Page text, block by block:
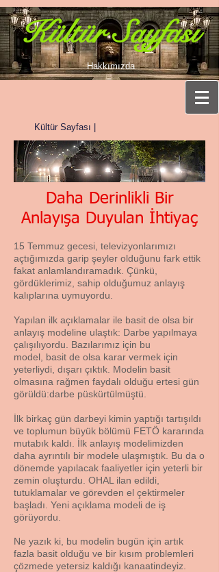
Kültür Sayfası
Hakkımızda
Kültür Sayfası |
Daha Derinlikli Bir
Anlayışa Duyulan İhtiyaç
15 Temmuz gecesi, televizyonlarımızı
açtığımızda garip şeyler olduğunu fark ettik
fakat anlamlandıramadık. Çünkü,
gördüklerimiz, sahip olduğumuz anlayış
kalıplarına uymuyordu.
Yapılan ilk açıklamalar ile basit de olsa bir
anlayış modeline ulaştık: Darbe yapılmaya
çalışılıyordu. Bazılarımız için bu
model, basit de olsa karar vermek için
yeterliydi, dışarı çıktık. Modelin basit
olmasına rağmen faydalı olduğu ertesi gün
görüldü:darbe püskürtülmüştü.
İlk birkaç gün darbeyi kimin yaptığı tartışıldı
ve toplumun büyük bölümü FETÖ kararında
mutabık kaldı. İlk anlayış modelimizden
daha ayrıntılı bir modele ulaşmıştık. Bu da o
dönemde yapılacak faaliyetler için yeterli bir
zemin oluşturdu. OHAL ilan edildi,
tutuklamalar ve görevden el çektirmeler
başladı. Yeni açıklama modeli de iş
görüyordu.
Ne yazık ki, bu modelin bugün için artık
fazla basit olduğu ve bir kısım problemleri
çözmede yetersiz kaldığı kanaatindeyiz.